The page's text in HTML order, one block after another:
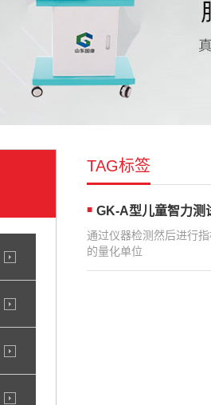
TAG标签
GK-A型儿童智力测
通过仪器检测然后进行
的量化单位